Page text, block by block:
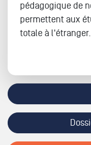
pédagogique de
permettent aux
totale à